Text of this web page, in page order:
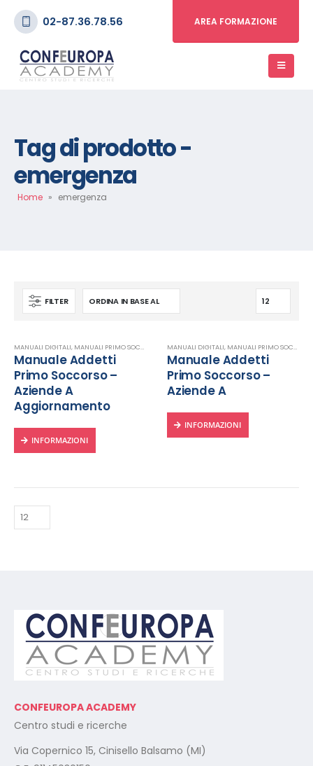
02-87.36.78.56 AREA FORMAZIONE
Tag di prodotto -
emergenza
Home » emergenza
FILTER
MANUALI DIGITALI, MANUALI PRIMO SOCCORSO MANUALI SICUREZZA SUL LAVORO
Manuale Addetti
Primo Soccorso –
Aziende A
Aggiornamento
INFORMAZIONI
MANUALI DIGITALI, MANUALI PRIMO SOCCORSO
Manuale Addetti
Primo Soccorso –
Aziende A
INFORMAZIONI
CONFEUROPA ACADEMY
Centro studi e ricerche
Via Copernico 15, Cinisello Balsamo (MI)